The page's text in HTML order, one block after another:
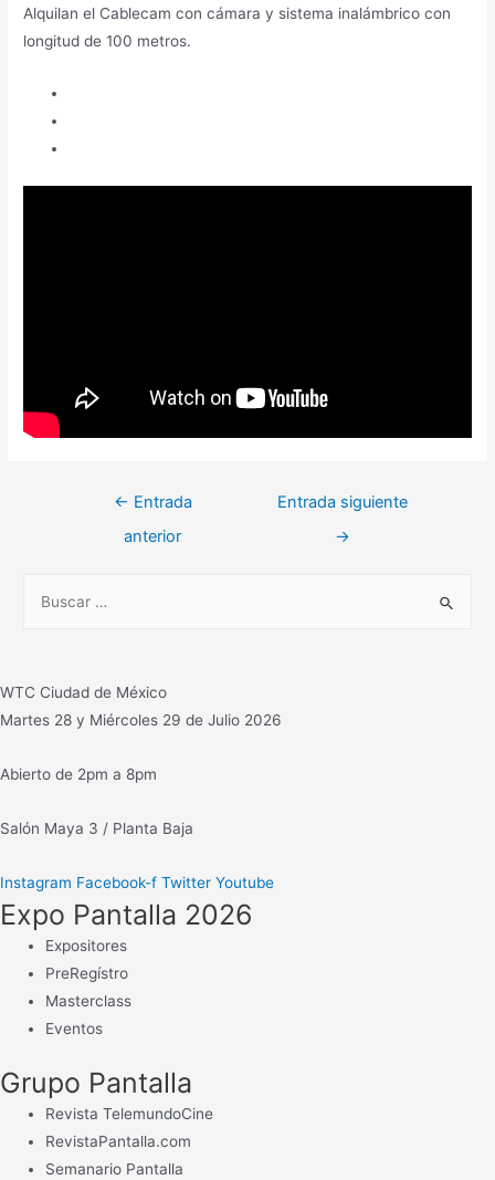
Alquilan el Cablecam con cámara y sistema inalámbrico con
longitud de 100 metros.
Navegación
← Entrada
anterior
Entrada siguiente
→
WTC Ciudad de México
Martes 28 y Miércoles 29 de Julio 2026
Abierto de 2pm a 8pm
Salón Maya 3 / Planta Baja
Instagram Facebook-f Twitter Youtube
Expo Pantalla 2026
Expositores
PreRegístro
Masterclass
Eventos
Grupo Pantalla
Revista TelemundoCine
RevistaPantalla.com
Semanario Pantalla